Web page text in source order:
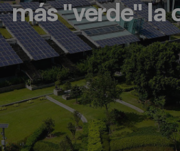
más "verde" la